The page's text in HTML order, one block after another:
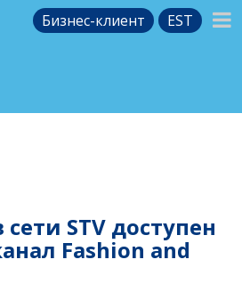
Бизнес-клиент EST
сети STV доступен
Fashion and